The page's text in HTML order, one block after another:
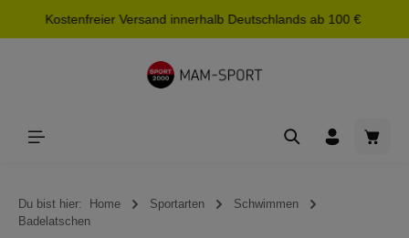
springen
Kostenfreier Versand innerhalb Deutschlands ab 100 €
Du bist hier: Home Sportarten
Schwimmen
Badelatschen